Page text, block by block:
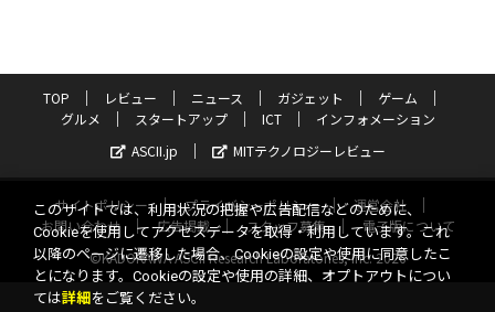
TOP レビュー ニュース ガジェット
ゲーム
グルメ
スタートアップ ICT
インフォメーション
ASCII.jp
MITテクノロジーレビュー
サイトポリシー プライバシーポリシー
運営会社
お問い合わせ
広告掲載 スタッフ募集
電子版について
©KADOKAWA ASCII Research Laboratories, Inc. 2026
このサイトでは、利用状況の把握や広告配信などのために、
Cookieを使用してアクセスデータを取得・利用しています。これ
以降のページに遷移した場合、Cookieの設定や使用に同意したこ
とになります。Cookieの設定や使用の詳細、オプトアウトについ
ては詳細 をご覧ください。